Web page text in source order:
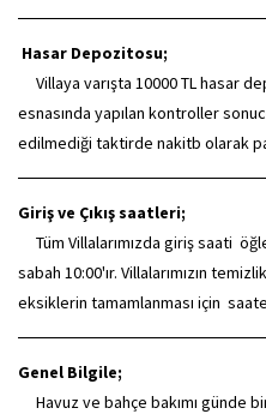
Hasar Depozitosu;
Villaya varışta 10000 TL hasar
esnasında yapılan kontroller
edilmediği taktirde nakitb olarak
Giriş ve Çıkış saatleri;
Tüm Villalarımızda giriş saati
sabah 10:00'ır. Villalarımızın
eksiklerin tamamlanması için
Genel Bilgile;
Havuz ve bahçe bakımı günde